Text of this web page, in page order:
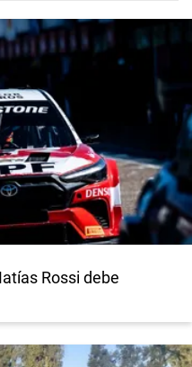
Rossi debe